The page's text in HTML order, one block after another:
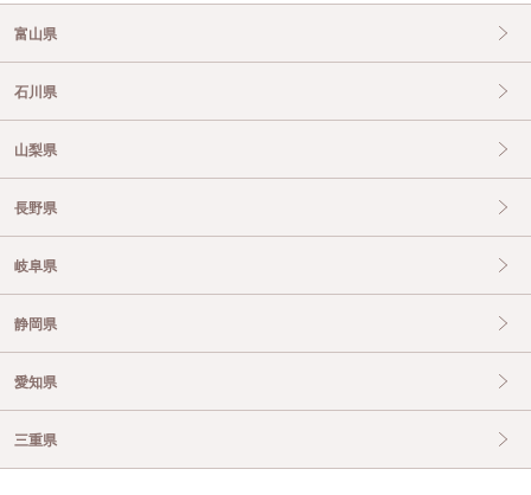
富山県
石川県
山梨県
長野県
岐阜県
静岡県
愛知県
三重県